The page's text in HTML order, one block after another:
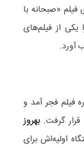
فیلم «صبحانه با
یکی از فیلم‌های
آورد.
فیلم فجر آمد و
گرفت. بهروز
اولیه‌اش برای